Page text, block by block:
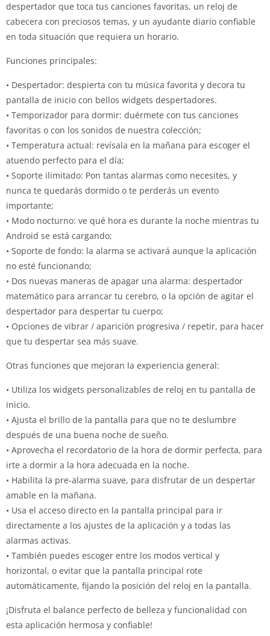
despertador que toca tus canciones favoritas, un reloj de
cabecera con preciosos temas, y un ayudante diario confiable
en toda situación que requiera un horario.
Funciones principales:
• Despertador: despierta con tu música favorita y decora tu
pantalla de inicio con bellos widgets despertadores.
• Temporizador para dormir: duérmete con tus canciones
favoritas o con los sonidos de nuestra colección;
• Temperatura actual: revísala en la mañana para escoger el
atuendo perfecto para el día;
• Soporte ilimitado: Pon tantas alarmas como necesites, y
nunca te quedarás dormido o te perderás un evento
importante;
• Modo nocturno: ve qué hora es durante la noche mientras tu
Android se está cargando;
• Soporte de fondo: la alarma se activará aunque la aplicación
no esté funcionando;
• Dos nuevas maneras de apagar una alarma: despertador
matemático para arrancar tu cerebro, o la opción de agitar el
despertador para despertar tu cuerpo;
• Opciones de vibrar / aparición progresiva / repetir, para hacer
que tu despertar sea más suave.
Otras funciones que mejoran la experiencia general:
• Utiliza los widgets personalizables de reloj en tu pantalla de
inicio.
• Ajusta el brillo de la pantalla para que no te deslumbre
después de una buena noche de sueño.
• Aprovecha el recordatorio de la hora de dormir perfecta, para
irte a dormir a la hora adecuada en la noche.
• Habilita la pre-alarma suave, para disfrutar de un despertar
amable en la mañana.
• Usa el acceso directo en la pantalla principal para ir
directamente a los ajustes de la aplicación y a todas las
alarmas activas.
• También puedes escoger entre los modos vertical y
horizontal, o evitar que la pantalla principal rote
automáticamente, fijando la posición del reloj en la pantalla.
¡Disfruta el balance perfecto de belleza y funcionalidad con
esta aplicación hermosa y confiable!